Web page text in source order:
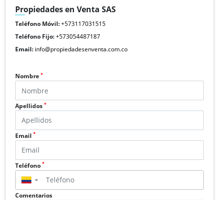
Propiedades en Venta SAS
Teléfono Móvil:+573117031515
Teléfono Fijo:+573054487187
Email: info@propiedadesenventa.com.co
Nombre *
Apellidos *
Email *
Teléfono *
▼
Comentarios